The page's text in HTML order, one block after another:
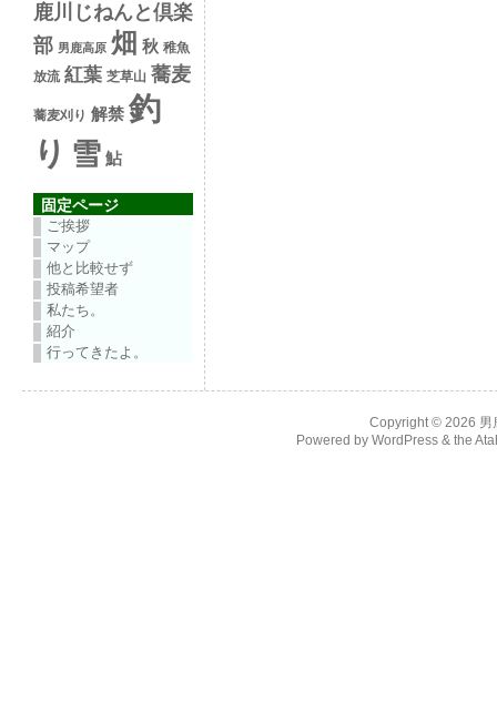
鹿川じねんと倶楽
部 男鹿高原 畑 秋 稚魚
放流 紅葉 芝草山 蕎麦
蕎麦刈り 解禁 釣
り 雪 鮎
固定ページ
ご挨拶
マップ
他と比較せず
投稿希望者
私たち。
紹介
行ってきたよ。
Copyright © 2026 男
Powered by WordPress & the